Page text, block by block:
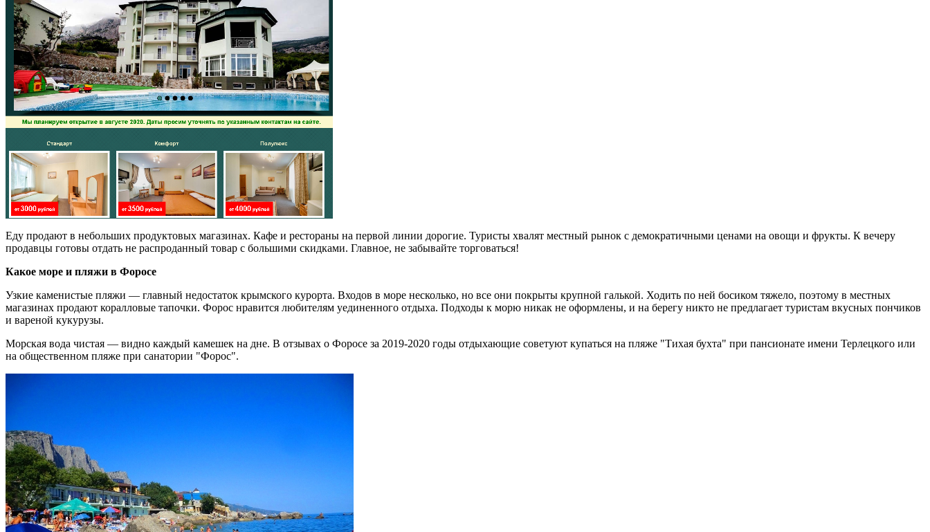
Еду продают в небольших продуктовых магазинах. Кафе и рестораны на первой линии дорогие. Туристы хвалят местный рынок с демократичными ценами на овощи и фрукты. К вечеру
продавцы готовы отдать не распроданный товар с большими скидками. Главное, не забывайте торговаться!
Какое море и пляжи в Форосе
Узкие каменистые пляжи — главный недостаток крымского курорта. Входов в море несколько, но все они покрыты крупной галькой. Ходить по ней босиком тяжело, поэтому в местных
магазинах продают коралловые тапочки. Форос нравится любителям уединенного отдыха. Подходы к морю никак не оформлены, и на берегу никто не предлагает туристам вкусных пончиков
и вареной кукурузы.
Морская вода чистая — видно каждый камешек на дне. В отзывах о Форосе за 2019-2020 годы отдыхающие советуют купаться на пляже "Тихая бухта" при пансионате имени Терлецкого или
на общественном пляже при санатории "Форос".